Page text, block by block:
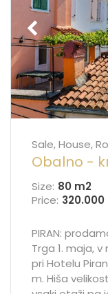
Sale, House,
Obalno -
Size: 80 m2
Price:
PIRAN:
Trga 1. maja, v
pri Hotelu
m. Hiša